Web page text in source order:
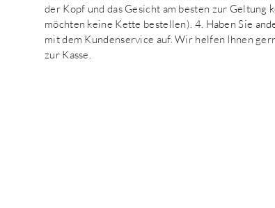
der Kopf und das Gesicht am besten zur Geltung
möchten keine Kette bestellen). 4. Haben Sie
mit dem Kundenservice auf. Wir helfen Ihnen
zur Kasse.